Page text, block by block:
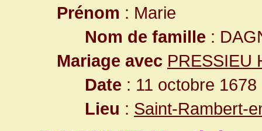
Prénom : Marie
Nom de famille :
Mariage avec PRESSIEU
Date : 11 octobre
Lieu : Saint-Rambert-